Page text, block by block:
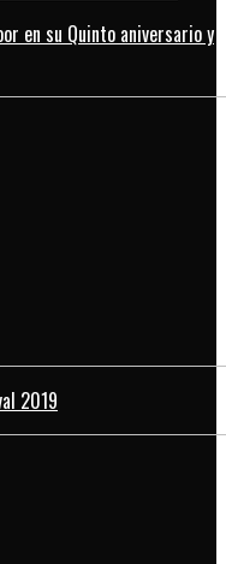
en su Quinto aniversario y
2019